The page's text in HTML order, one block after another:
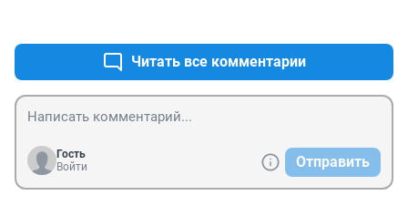
Читать все комментарии
Гость
Войти
Отправить